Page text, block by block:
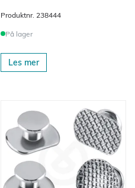
Produktnr. 238444
På lager
Les mer